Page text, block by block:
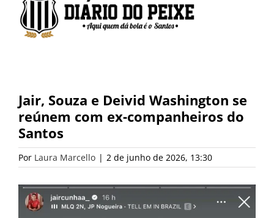
Jair, Souza e Deivid Washington se
reúnem com ex-companheiros do
Santos
Por Laura Marcello | 2 de junho de 2026, 13:30